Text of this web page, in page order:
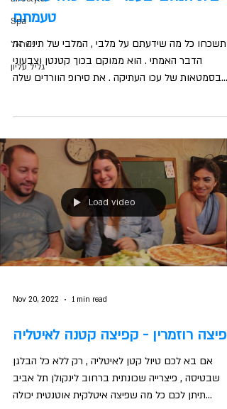
Spa
ישראל
גליל עליון
טעמתם
תשכחו כל מה שידעתם על מלבי , המלבי של תינה זה
הדבר האמתי . הוא ממוקם בכוך קטנטן וצבעוני
בסמטאות של עכו העתיקה . את סירופ הוורדים שלה...
Load video
Nov 20, 2022 1 min read
פיצה רוזמרין - קפיצה קטנה לאיטליה
אם בא לכם טיול קטן לאיטליה , רק ללא כל הבלגן
שבטיסה , פיצרייה שכונתית ברחוב לינקולן תל אביב
תיתן לכם כל מה שפיצה איטלקית אוטנטית יכולה...